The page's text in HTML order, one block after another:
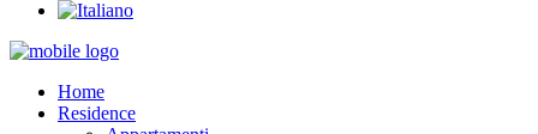
Home
Residence